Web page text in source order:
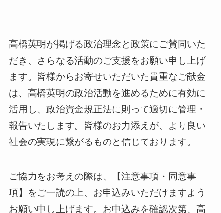
高橋英明が掲げる政治理念と政策にご賛同いた
だき、さらなる活動のご支援をお願い申し上げ
ます。皆様からお寄せいただいた貴重なご献金
は、高橋英明の政治活動を進めるために有効に
活用し、政治資金規正法に則って適切に管理・
報告いたします。皆様のお力添えが、より良い
社会の実現に繋がるものと信じております。
ご協力をお考えの際は、【注意事項・同意事
項】をご一読の上、お申込みいただけますよう
お願い申し上げます。お申込みを確認次第、高